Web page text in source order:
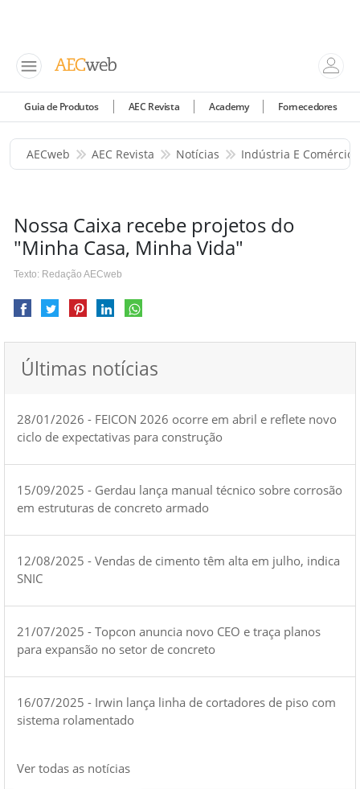
Guia de Produtos AEC Revista Academy Fornecedores
AECweb AEC Revista Notícias Indústria E Comércio
Nossa Caixa recebe projetos do
"Minha Casa, Minha Vida"
Texto: Redação AECweb
Últimas notícias
28/01/2026 - FEICON 2026 ocorre em abril e reflete novo
ciclo de expectativas para construção
15/09/2025 - Gerdau lança manual técnico sobre corrosão
em estruturas de concreto armado
12/08/2025 - Vendas de cimento têm alta em julho, indica
SNIC
21/07/2025 - Topcon anuncia novo CEO e traça planos
para expansão no setor de concreto
16/07/2025 - Irwin lança linha de cortadores de piso com
sistema rolamentado
Ver todas as notícias